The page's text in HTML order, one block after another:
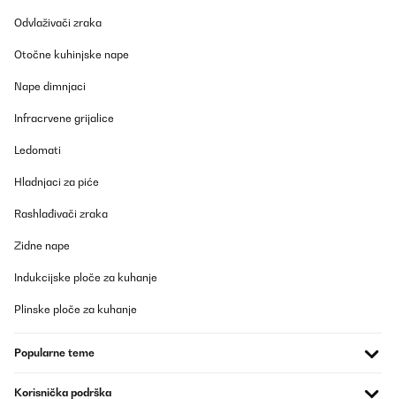
Odvlaživači zraka
Otočne kuhinjske nape
Nape dimnjaci
Infracrvene grijalice
Ledomati
Hladnjaci za piće
Rashlađivači zraka
Zidne nape
Indukcijske ploče za kuhanje
Plinske ploče za kuhanje
Popularne teme
Korisnička podrška